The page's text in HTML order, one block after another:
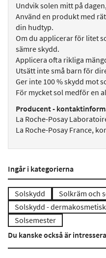
Undvik solen mitt på
Använd en produkt med
din hudtyp.
Om du applicerar för litet
sämre skydd.
Applicera ofta rikliga
Utsätt inte små barn för
Ger inte 100 % skydd mot
För mycket sol medför en
Producent -
La Roche-Posay
La Roche-Posay France,
Ingår i kategorierna
Solskydd
Solkräm och
Solskydd - dermakosmetisk
Solsemester
Du kanske också är